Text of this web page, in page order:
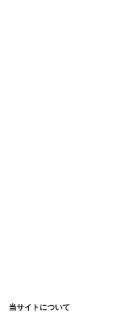
当サイトについて